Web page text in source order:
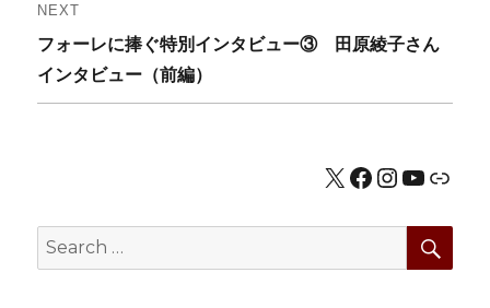
ビ
ゲ
ン
NEXT
Next
post:
フォーレに捧ぐ特別インタビュー③ 田原綾子さん
インタビュー（前編）
X Facebook
Instagram
公式HP
Search
for: